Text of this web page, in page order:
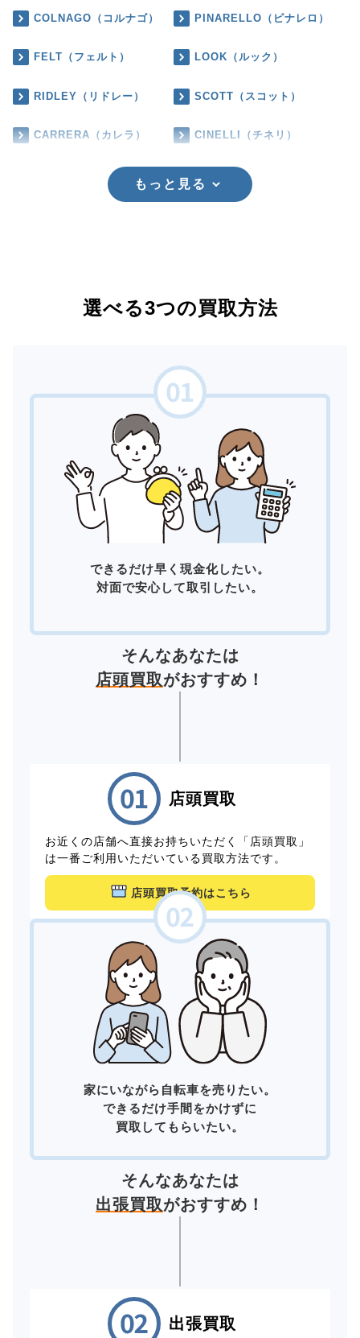
COLNAGO（コルナゴ） PINARELLO（ピナレロ）
FELT（フェルト） LOOK（ルック）
RIDLEY（リドレー） SCOTT（スコット）
CARRERA（カレラ） CINELLI（チネリ）
もっと見る
選べる3つの買取方法
できるだけ早く現金化したい。
対面で安心して取引したい。
そんなあなたは
店頭買取がおすすめ！
店頭買取
お近くの店舗へ直接お持ちいただく「店頭買取」
は一番ご利用いただいている買取方法です。
店頭買取予約はこちら
家にいながら自転車を売りたい。
できるだけ手間をかけずに
買取してもらいたい。
そんなあなたは
出張買取がおすすめ！
出張買取